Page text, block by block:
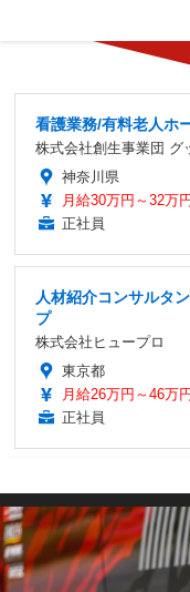
看護業務/有料老人ホ
株式会社創生事業団 グ
神奈川県
月給30万円～32万円
正社員
人材紹介コンサルタ
プ
株式会社ヒュープロ
東京都
月給26万円～46万円
正社員